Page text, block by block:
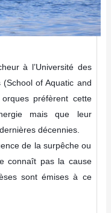
à l’Université des
of Aquatic and
préfèrent cette
mais que leur
décennies.
de la surpêche ou
connaît pas la cause
sont émises à ce